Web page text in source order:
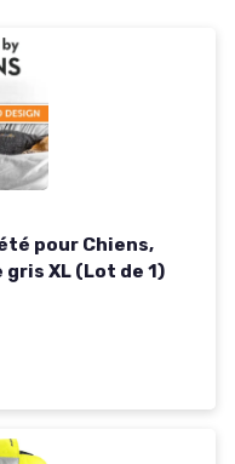
pour Chiens,
gris XL (Lot de 1)